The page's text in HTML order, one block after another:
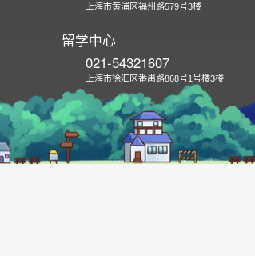
上海市黄浦区福州路579号3楼
留学中心
021-54321607
上海市徐汇区番禺路868号1号楼3楼